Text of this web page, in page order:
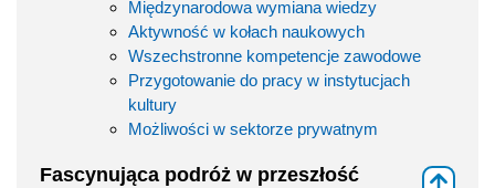
Międzynarodowa wymiana wiedzy
Aktywność w kołach naukowych
Wszechstronne kompetencje zawodowe
Przygotowanie do pracy w instytucjach
kultury
Możliwości w sektorze prywatnym
Fascynująca podróż w przeszłość